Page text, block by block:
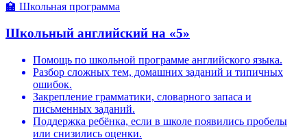
🏫 Школьная программа
Школьный английский на «5»
Помощь по школьной программе английского языка.
Разбор сложных тем, домашних заданий и типичных
ошибок.
Закрепление грамматики, словарного запаса и
письменных заданий.
Поддержка ребёнка, если в школе появились пробелы
или снизились оценки.